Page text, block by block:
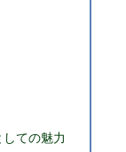
ての魅力